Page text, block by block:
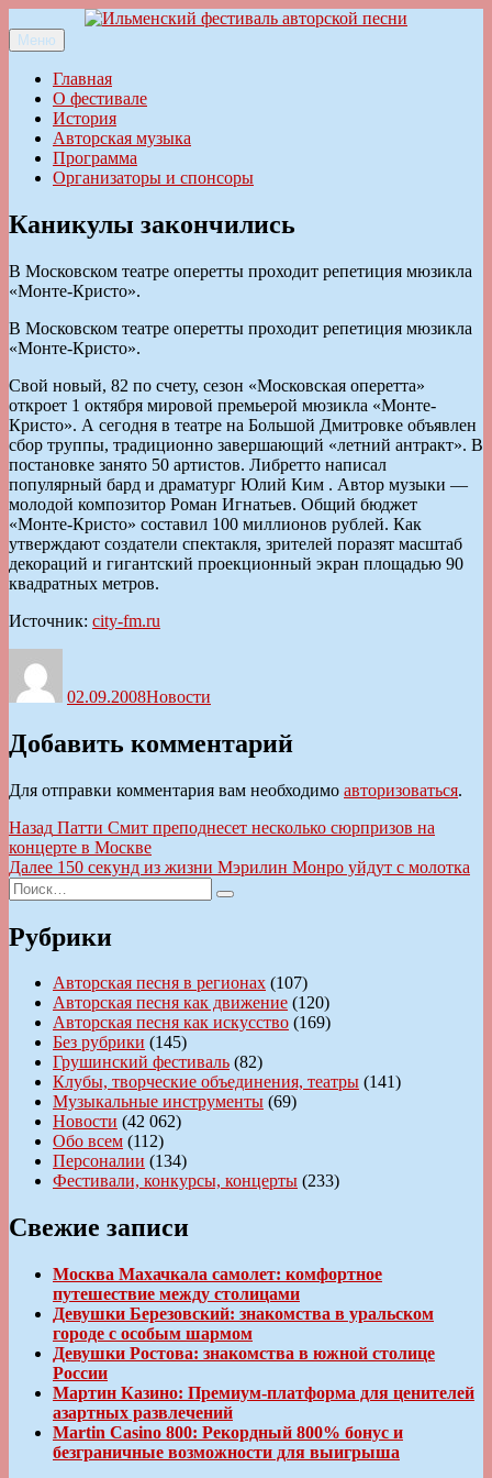
к
содержимому
Ильменский фестиваль авторской песни
Меню
Главная
О фестивале
История
Авторская музыка
Программа
Организаторы и спонсоры
Каникулы закончились
В Московском театре оперетты проходит репетиция мюзикла
«Монте-Кристо».
В Московском театре оперетты проходит репетиция мюзикла
«Монте-Кристо».
Свой новый, 82 по счету, сезон «Московская оперетта»
откроет 1 октября мировой премьерой мюзикла «Монте-
Кристо». А сегодня в театре на Большой Дмитровке объявлен
сбор труппы, традиционно завершающий «летний антракт». В
постановке занято 50 артистов. Либретто написал
популярный бард и драматург Юлий Ким . Автор музыки —
молодой композитор Роман Игнатьев. Общий бюджет
«Монте-Кристо» составил 100 миллионов рублей. Как
утверждают создатели спектакля, зрителей поразят масштаб
декораций и гигантский проекционный экран площадью 90
квадратных метров.
Источник: city-fm.ru
02.09.2008Новости
Добавить комментарий
Для отправки комментария вам необходимо авторизоваться.
Навигация
по
записям
Назад Предыдущая
запись:
Патти Смит преподнесет несколько сюрпризов на
концерте в Москве
Далее Следующая
150 секунд из жизни Мэрилин Монро уйдут с молотка
Искать:
Поиск
Рубрики
Авторская песня в регионах (107)
Авторская песня как движение (120)
Авторская песня как искусство (169)
Без рубрики (145)
Грушинский фестиваль (82)
Клубы, творческие объединения, театры (141)
Музыкальные инструменты (69)
Новости (42 062)
Обо всем (112)
Персоналии (134)
Фестивали, конкурсы, концерты (233)
Свежие записи
Москва Махачкала самолет: комфортное
путешествие между столицами
Девушки Березовский: знакомства в уральском
городе с особым шармом
Девушки Ростова: знакомства в южной столице
России
Мартин Казино: Премиум-платформа для ценителей
азартных развлечений
Martin Casino 800: Рекордный 800% бонус и
безграничные возможности для выигрыша